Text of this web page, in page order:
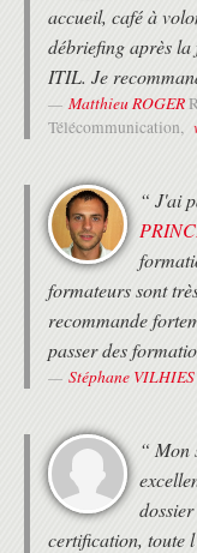
accueil, café à
débriefing après
ITIL. Je
Matthieu ROGER
Télécommunication,
“ J'ai
formateurs sont
recommande
passer des
Stéphane VILHIES
“ Mon
certification, toute